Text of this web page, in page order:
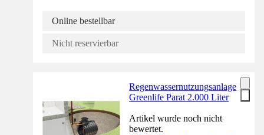
Online bestellbar
Nicht reservierbar
Regenwassernutzungsanlage
Greenlife Parat 2.000 Liter
Artikel wurde noch nicht
bewertet.